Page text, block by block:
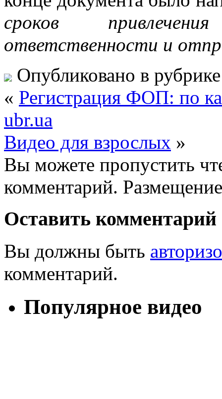
сроков
ответственности и
Опубликовано в
« Регистрация ФОП: по
ubr.ua
Видео для взрослых »
Вы можете пропустить
комментарий.
Оставить комментарий
Вы должны быть
комментарий.
Популярное видео